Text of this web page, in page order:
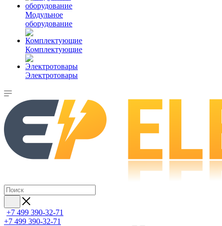
Модульное
оборудование
Комплектующие
Электротовары
+7 499 390-32-71
+7 499 390-32-71